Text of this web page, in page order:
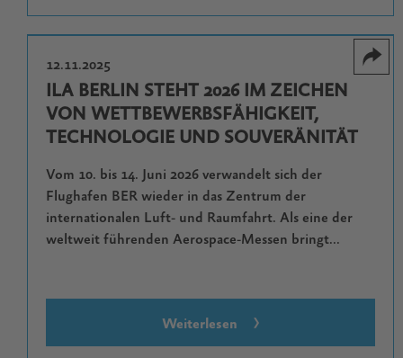
12.11.2025
ILA BERLIN STEHT 2026 IM ZEICHEN
VON WETTBEWERBSFÄHIGKEIT,
TECHNOLOGIE UND SOUVERÄNITÄT
Vom 10. bis 14. Juni 2026 verwandelt sich der
Flughafen BER wieder in das Zentrum der
internationalen Luft- und Raumfahrt. Als eine der
weltweit führenden Aerospace-Messen bringt...
Weiterlesen